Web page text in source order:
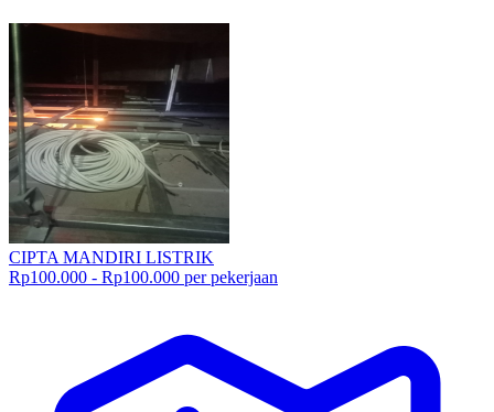
CIPTA MANDIRI LISTRIK
Rp100.000 - Rp100.000 per pekerjaan